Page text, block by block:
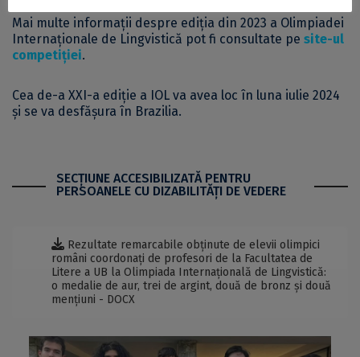
Mai multe informații despre ediția din 2023 a Olimpiadei
Internaționale de Lingvistică pot fi consultate pe site-ul
competiției.
Cea de-a XXI-a ediție a IOL va avea loc în luna iulie 2024
și se va desfășura în Brazilia.
SECŢIUNE ACCESIBILIZATĂ PENTRU
PERSOANELE CU DIZABILITĂŢI DE VEDERE
Rezultate remarcabile obținute de elevii olimpici
români coordonați de profesori de la Facultatea de
Litere a UB la Olimpiada Internațională de Lingvistică:
o medalie de aur, trei de argint, două de bronz și două
mențiuni - DOCX